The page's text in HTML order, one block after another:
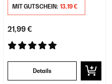
MIT GUTSCHEIN: 13,19 €
21,99 €
Details